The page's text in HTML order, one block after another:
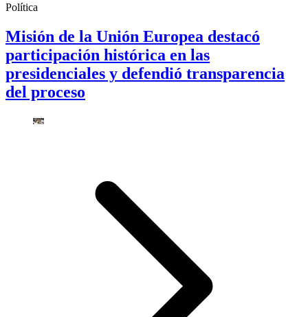
Política
Misión de la Unión Europea destacó
participación histórica en las
presidenciales y defendió transparencia
del proceso